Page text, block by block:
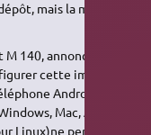
mais la marque peut
M 140, annoncée
cette imprimante
Android pour
Mac, Android,
Linux)ne permet pas de